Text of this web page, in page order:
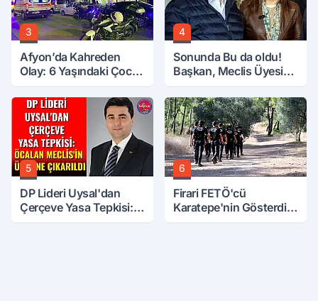
3
Afyon’da Kahreden
Olay: 6 Yaşındaki Çocuk
4
Sonunda Bu da oldu!
Başkan, Meclis Üyesini
Attırdı
5
DP Lideri Uysal'dan
Çerçeve Yasa Tepkisi:
6
Firari FETÖ'cü
Karatepe'nin Gösterdiği